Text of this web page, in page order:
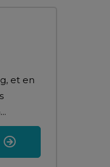
et en